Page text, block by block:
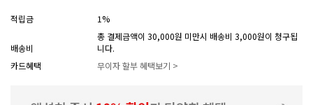
적립금 1%
배송비
총 결제금액이 30,000원 미만시 배송비 3,000원이 청구됩
니다.
카드혜택
무이자 할부 혜택보기 >